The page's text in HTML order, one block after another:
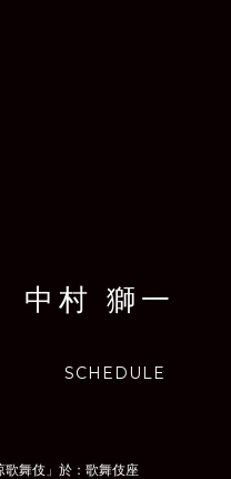
中村 獅一
SCHEDULE
舞伎」於：歌舞伎座